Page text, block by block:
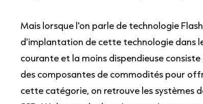
Mais lorsque l'on parle de technologie
d'implantation de cette technologie dans
courante et la moins dispendieuse
des composantes de commodités pour
cette catégorie, on retrouve les systèmes